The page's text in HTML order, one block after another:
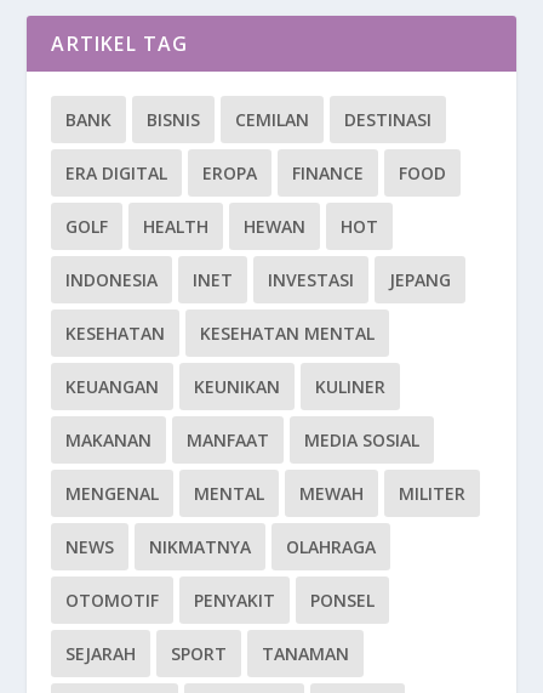
ARTIKEL TAG
BANK BISNIS CEMILAN DESTINASI
ERA DIGITAL EROPA FINANCE FOOD
GOLF HEALTH HEWAN HOT
INDONESIA INET INVESTASI JEPANG
KESEHATAN KESEHATAN MENTAL
KEUANGAN KEUNIKAN KULINER
MAKANAN MANFAAT MEDIA SOSIAL
MENGENAL MENTAL MEWAH MILITER
NEWS NIKMATNYA OLAHRAGA
OTOMOTIF PENYAKIT PONSEL
SEJARAH SPORT TANAMAN